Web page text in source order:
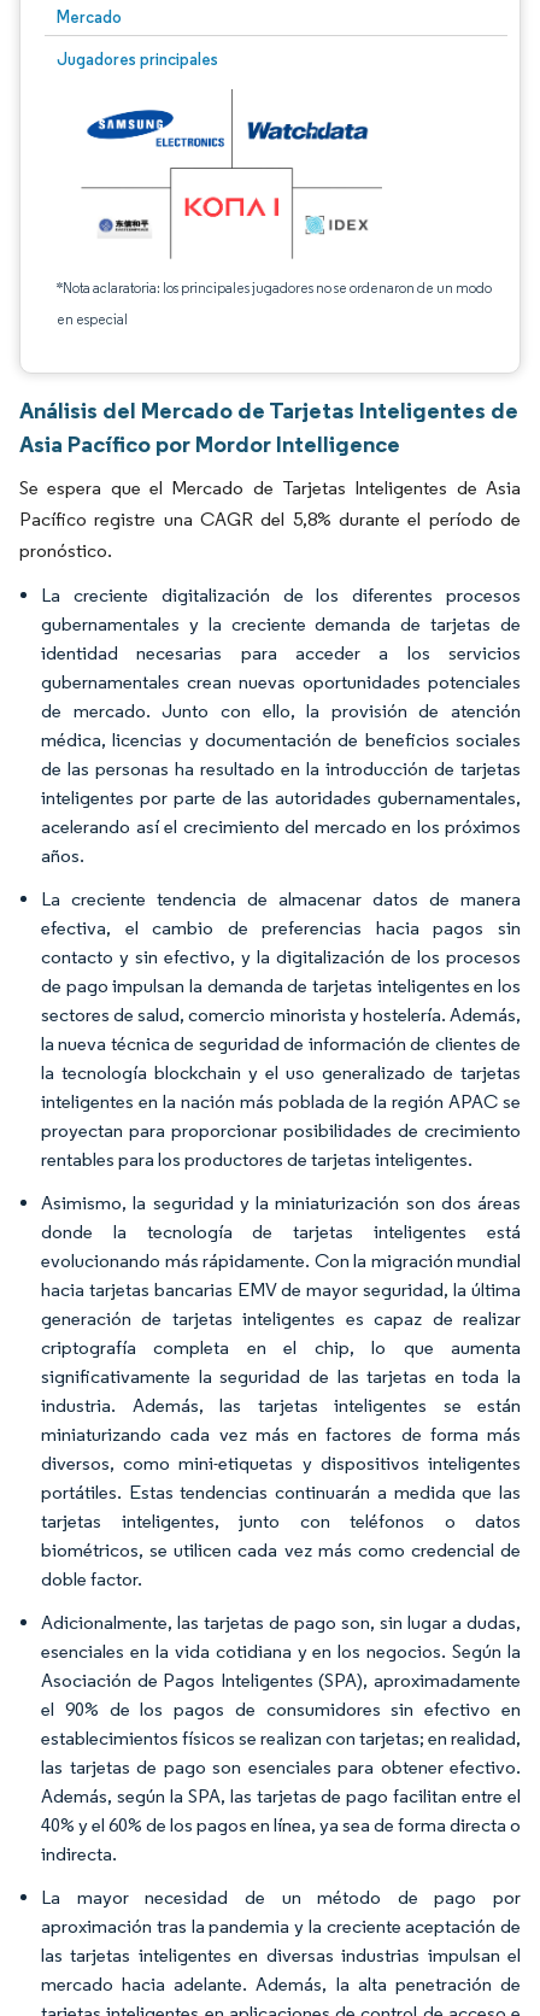
Mercado
Jugadores principales
*Nota aclaratoria: los principales jugadores no se ordenaron de un modo
en especial
Análisis del Mercado de Tarjetas Inteligentes de
Asia Pacífico por Mordor Intelligence
Se espera que el Mercado de Tarjetas Inteligentes de Asia
Pacífico registre una CAGR del 5,8% durante el período de
pronóstico.
La creciente digitalización de los diferentes procesos
gubernamentales y la creciente demanda de tarjetas de
identidad necesarias para acceder a los servicios
gubernamentales crean nuevas oportunidades potenciales
de mercado. Junto con ello, la provisión de atención
médica, licencias y documentación de beneficios sociales
de las personas ha resultado en la introducción de tarjetas
inteligentes por parte de las autoridades gubernamentales,
acelerando así el crecimiento del mercado en los próximos
años.
La creciente tendencia de almacenar datos de manera
efectiva, el cambio de preferencias hacia pagos sin
contacto y sin efectivo, y la digitalización de los procesos
de pago impulsan la demanda de tarjetas inteligentes en los
sectores de salud, comercio minorista y hostelería. Además,
la nueva técnica de seguridad de información de clientes de
la tecnología blockchain y el uso generalizado de tarjetas
inteligentes en la nación más poblada de la región APAC se
proyectan para proporcionar posibilidades de crecimiento
rentables para los productores de tarjetas inteligentes.
Asimismo, la seguridad y la miniaturización son dos áreas
donde la tecnología de tarjetas inteligentes está
evolucionando más rápidamente. Con la migración mundial
hacia tarjetas bancarias EMV de mayor seguridad, la última
generación de tarjetas inteligentes es capaz de realizar
criptografía completa en el chip, lo que aumenta
significativamente la seguridad de las tarjetas en toda la
industria. Además, las tarjetas inteligentes se están
miniaturizando cada vez más en factores de forma más
diversos, como mini-etiquetas y dispositivos inteligentes
portátiles. Estas tendencias continuarán a medida que las
tarjetas inteligentes, junto con teléfonos o datos
biométricos, se utilicen cada vez más como credencial de
doble factor.
Adicionalmente, las tarjetas de pago son, sin lugar a dudas,
esenciales en la vida cotidiana y en los negocios. Según la
Asociación de Pagos Inteligentes (SPA), aproximadamente
el 90% de los pagos de consumidores sin efectivo en
establecimientos físicos se realizan con tarjetas; en realidad,
las tarjetas de pago son esenciales para obtener efectivo.
Además, según la SPA, las tarjetas de pago facilitan entre el
40% y el 60% de los pagos en línea, ya sea de forma directa o
indirecta.
La mayor necesidad de un método de pago por
aproximación tras la pandemia y la creciente aceptación de
las tarjetas inteligentes en diversas industrias impulsan el
mercado hacia adelante. Además, la alta penetración de